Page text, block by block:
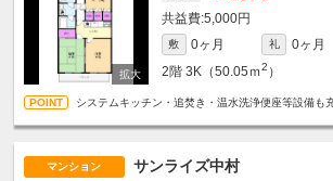
5,000円
敷 0ヶ月 礼
0ヶ月
2階 3K（50.05ｍ2 ）
システムキッチン・追焚き・温水洗浄便座等設備も
マンション サンライズ中村